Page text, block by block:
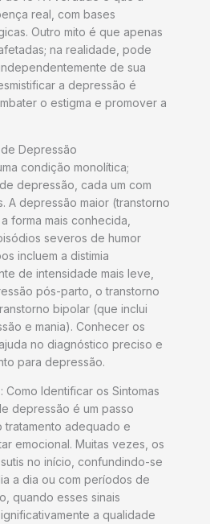
real, com bases
Outro mito é que apenas
na realidade, pode
de sua
a depressão é
o estigma e promover a
Depressão
condição monolítica;
depressão, cada um com
A depressão maior (transtorno
forma mais conhecida,
severos de humor
incluem a distimia
de intensidade mais leve,
pós-parto, o transtorno
bipolar (que inclui
e mania). Conhecer os
no diagnóstico preciso e
para depressão.
Como Identificar os Sintomas
depressão é um passo
tratamento adequado e
emocional. Muitas vezes, os
no início, confundindo-se
a dia ou com períodos de
quando esses sinais
a qualidade